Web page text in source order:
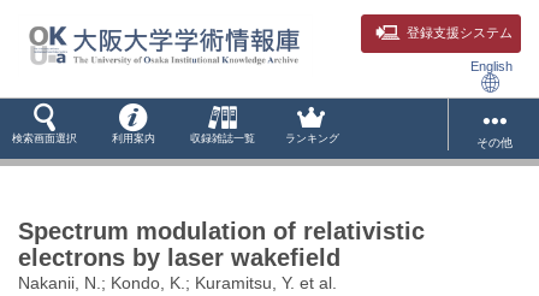
登録支援システム
English
検索画面選択 利用案内 収録雑誌一覧 ランキング その他
Spectrum modulation of relativistic
electrons by laser wakefield
Nakanii, N.; Kondo, K.; Kuramitsu, Y. et al.